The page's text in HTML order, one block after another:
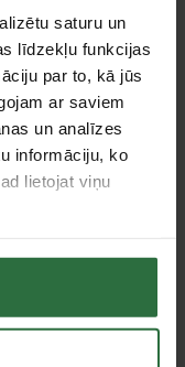
saturu un
līdzekļu funkcijas
par to, kā jūs
ar saviem
un analīzes
informāciju, ko
lietojat viņu
par...